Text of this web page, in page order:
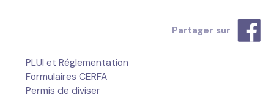
Partager sur
PLUI et Réglementation
Formulaires CERFA
Permis de diviser